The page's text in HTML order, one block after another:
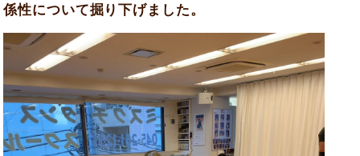
係性について掘り下げました。